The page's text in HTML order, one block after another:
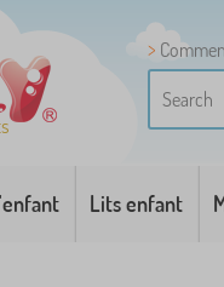
Lits enfant